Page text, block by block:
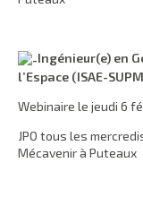
Ingénieur(e) en
l’Espace (ISAE-
Webinaire le jeudi 6
JPO tous les
Mécavenir à Puteaux